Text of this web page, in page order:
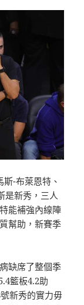
-布萊恩特、
是新秀，三人
能補強內線陣
幫助，新賽季
缺席了整個季
籃板4.2助
新秀的實力毋